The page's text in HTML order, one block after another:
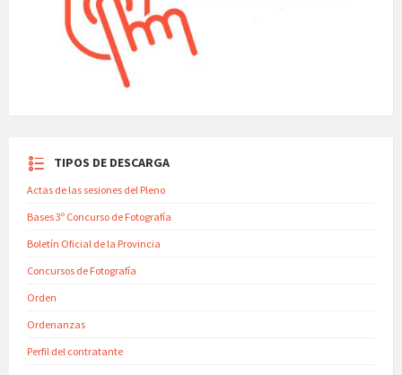
TIPOS DE DESCARGA
Actas de las sesiones del Pleno
Bases 3º Concurso de Fotografía
Boletín Oficial de la Provincia
Concursos de Fotografía
Orden
Ordenanzas
Perfil del contratante